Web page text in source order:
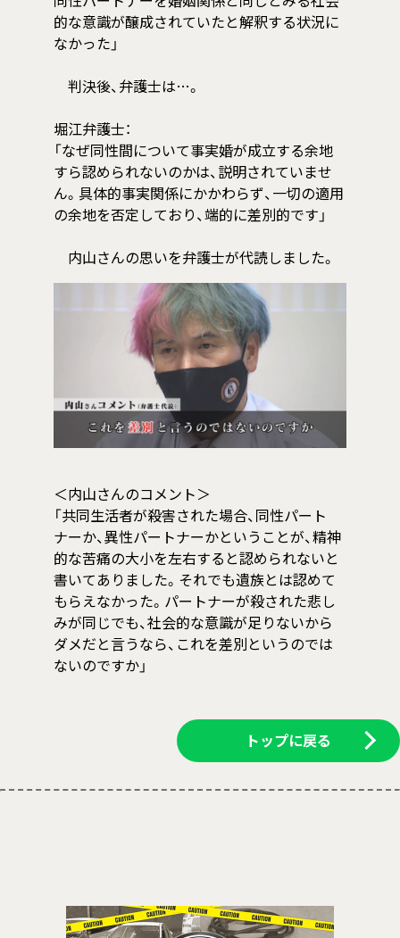
的な意識が醸成されていたと解釈する状況に
なかった」
判決後、弁護士は…。
堀江弁護士：
「なぜ同性間について事実婚が成立する余地
すら認められないのかは、説明されていませ
ん。具体的事実関係にかかわらず、一切の適用
の余地を否定しており、端的に差別的です」
内山さんの思いを弁護士が代読しました。
＜内山さんのコメント＞
「共同生活者が殺害された場合、同性パート
ナーか、異性パートナーかということが、精神
的な苦痛の大小を左右すると認められないと
書いてありました。それでも遺族とは認めて
もらえなかった。パートナーが殺された悲し
みが同じでも、社会的な意識が足りないから
ダメだと言うなら、これを差別というのでは
ないのですか」
トップに戻る